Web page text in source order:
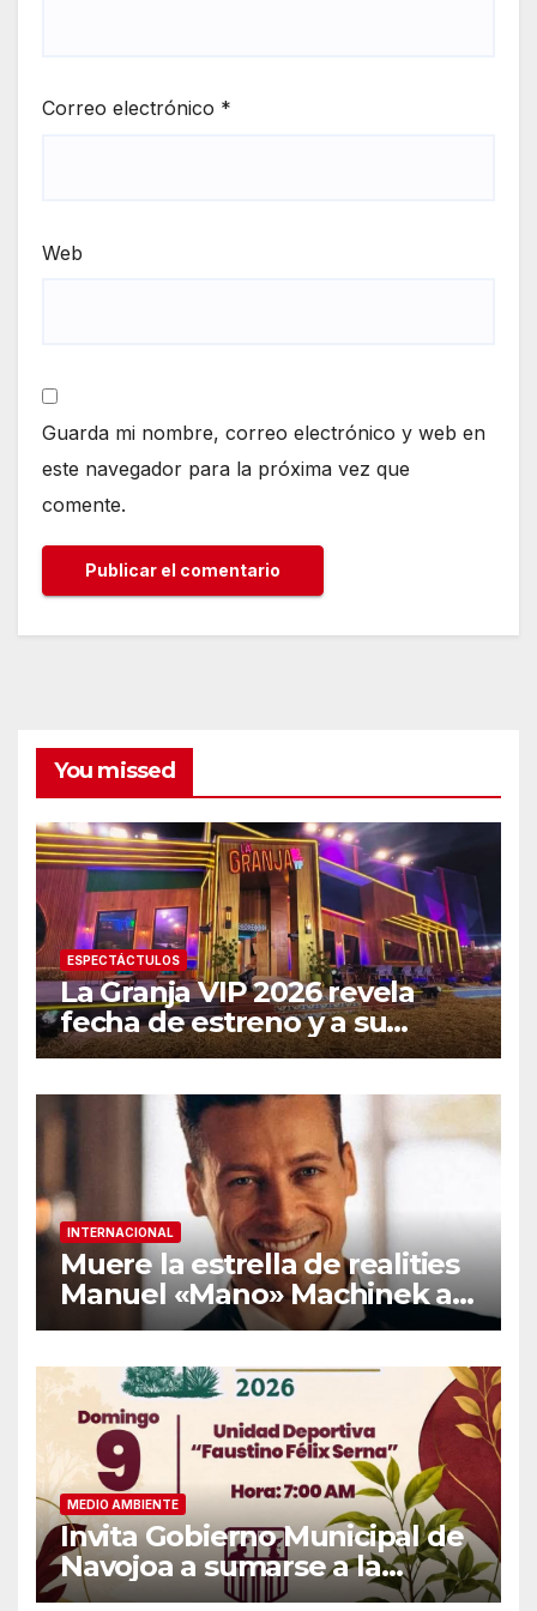
Correo electrónico *
Web
Guarda mi nombre, correo electrónico y web en
este navegador para la próxima vez que
comente.
You missed
ESPECTÁCTULOS
La Granja VIP 2026 revela
fecha de estreno y a su
primer famoso confirmado
INTERNACIONAL
Muere la estrella de realities
Manuel «Mano» Machinek a
los 37 años
MEDIO AMBIENTE
Invita Gobierno Municipal de
Navojoa a sumarse a la
Jornada Nacional de